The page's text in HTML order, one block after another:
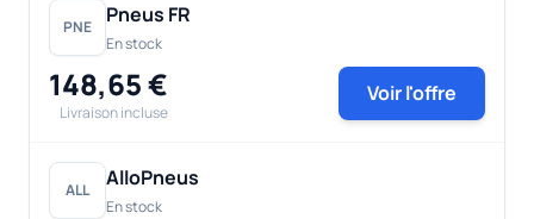
PNE Pneus FR
En stock
148,65 €
Livraison incluse
Voir l'offre
ALL AlloPneus
En stock